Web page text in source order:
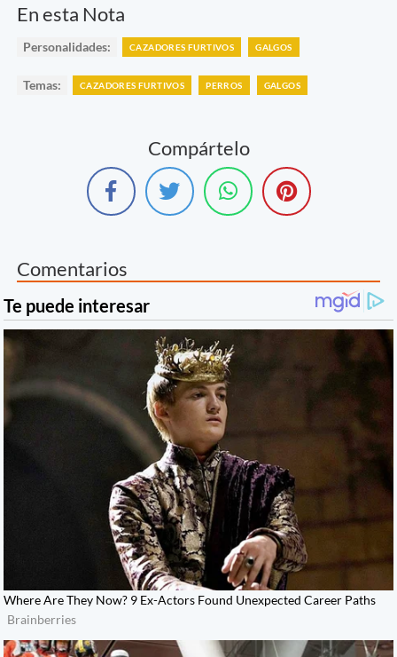
En esta Nota
Personalidades: CAZADORES FURTIVOS GALGOS
Temas: CAZADORES FURTIVOS PERROS GALGOS
Compártelo
Comentarios